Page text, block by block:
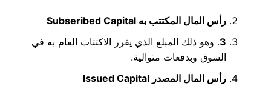
رأس المال المكتتب به Subseribed Capital
3. وهو ذلك المبلغ الذي يقرر الاكتتاب العام به في
السوق وبدفعات متوالية.
رأس المال المصدر Issued Capital